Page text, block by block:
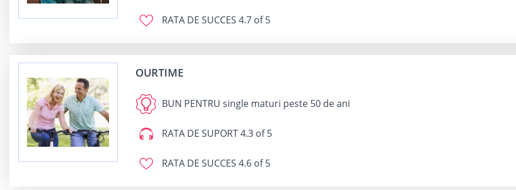
RATA DE SUCCES 4.7 of 5
OURTIME
BUN PENTRU single maturi peste 50 de ani
RATA DE SUPORT4.3 of 5
RATA DE SUCCES 4.6 of 5